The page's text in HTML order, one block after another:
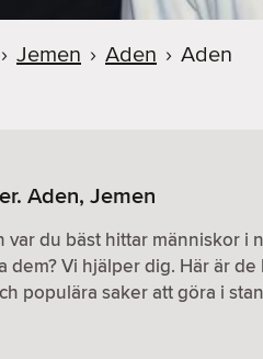
› Jemen › Aden › Aden
Aden, Jemen
var du bäst hittar människor i
dem? Vi hjälper dig. Här är de
populära saker att göra i